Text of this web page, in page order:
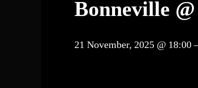
Bonneville
21 November, 2025 @ 18:00